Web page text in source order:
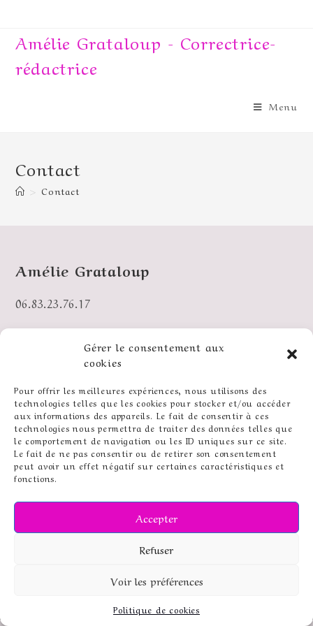
Gérer le consentement aux
cookies
Pour offrir les meilleures expériences, nous utilisons des
technologies telles que les cookies pour stocker et/ou accéder
aux informations des appareils. Le fait de consentir à ces
technologies nous permettra de traiter des données telles que
le comportement de navigation ou les ID uniques sur ce site.
Le fait de ne pas consentir ou de retirer son consentement
peut avoir un effet négatif sur certaines caractéristiques et
fonctions.
Accepter
Refuser
Voir les préférences
Politique de cookies
contentAmélie Grataloup - Correctrice-
rédactrice
Menu
Contact
> Contact
Amélie Grataloup
06.83.23.76.17
ameliegrataloup@yahoo.com
84042077200013